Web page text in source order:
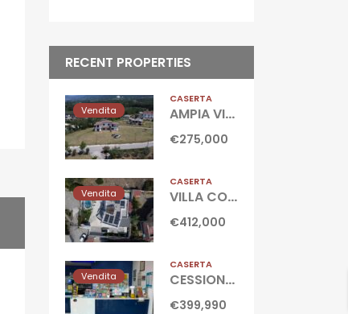
RECENT PROPERTIES
Vendita
CASERTA
AMPIA VILLA CON GIARDINO Gioia Sannitica
€275,000
Vendita
CASERTA
VILLA CON PISCINA Castel Volturno-Parco Europa
€412,000
Vendita
CASERTA
CESSIONE ATTIVITA’ TABACCHERIA Marina Di Ischitella-Domitiana
€399,990